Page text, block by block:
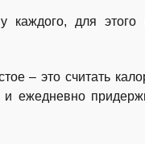
каждого, для
– это считать
и ежедневно